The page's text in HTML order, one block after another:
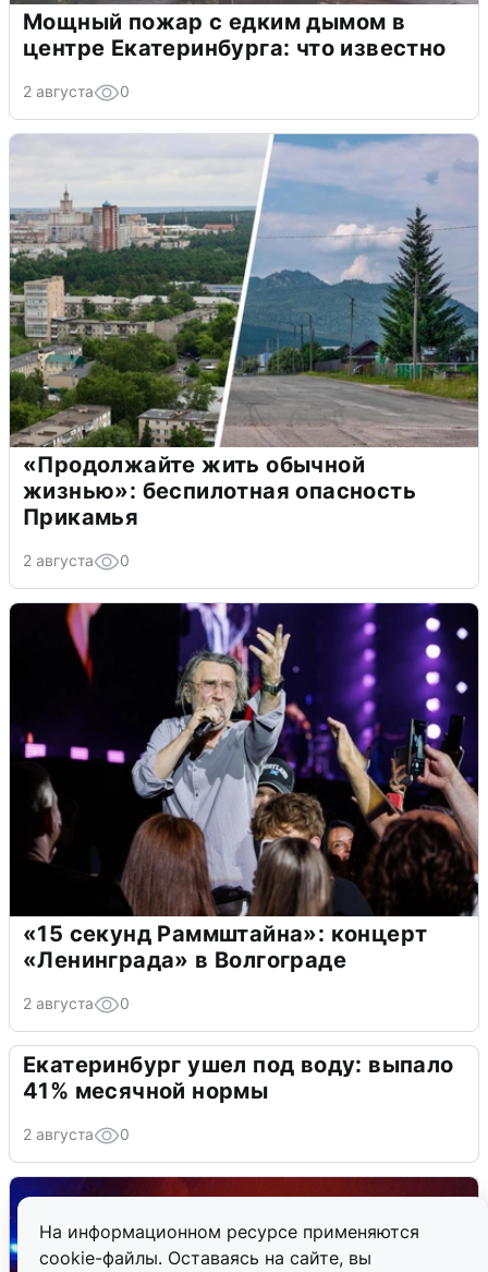
На информационном ресурсе применяются
cookie-файлы. Оставаясь на сайте, вы
Мощный пожар с едким дымом в
центре Екатеринбурга: что известно
2 августа 0
«Продолжайте жить обычной
жизнью»: беспилотная опасность
Прикамья
2 августа 0
«15 секунд Раммштайна»: концерт
«Ленинграда» в Волгограде
2 августа 0
Екатеринбург ушел под воду: выпало
41% месячной нормы
2 августа 0